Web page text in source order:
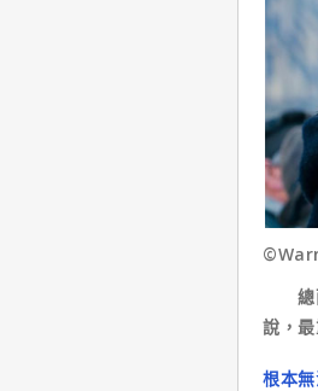
總而
說，
根本